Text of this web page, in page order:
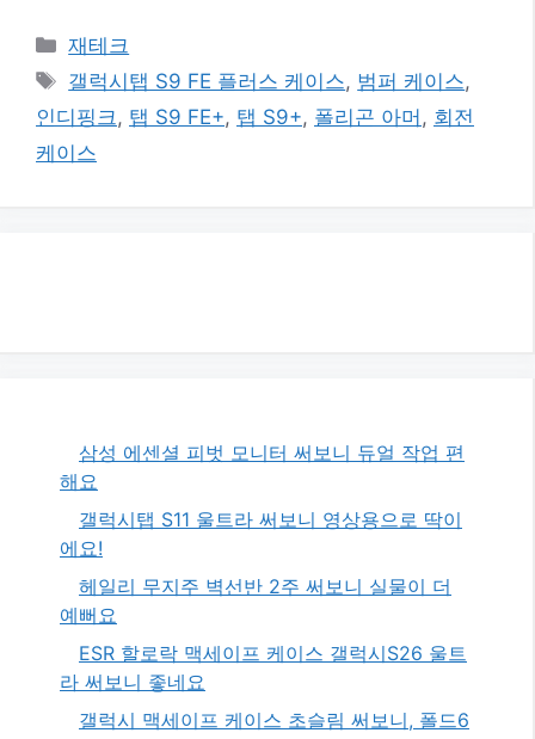
카
테
리
재테크
태
그
갤럭시탭 S9 FE 플러스 케이스, 범퍼 케이스,
인디핑크 , 탭 S9 FE+, 탭 S9+, 폴리곤 아머 , 회전
케이스
삼성 에센셜 피벗 모니터 써보니 듀얼 작업 편
해요
갤럭시탭 S11 울트라 써보니 영상용으로 딱이
에요!
헤일리 무지주 벽선반 2주 써보니 실물이 더
예뻐요
ESR 할로락 맥세이프 케이스 갤럭시S26 울트
라 써보니 좋네요
갤럭시 맥세이프 케이스 초슬림 써보니, 폴드6